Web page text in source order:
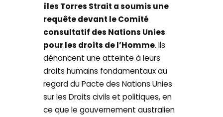
îles Torres Strait a soumis une
requête devant le Comité
consultatif des Nations Unies
pour les droits de l’Homme. Ils
dénoncent une atteinte à leurs
droits humains fondamentaux au
regard du Pacte des Nations Unies
sur les Droits civils et politiques, en
ce que le gouvernement australien